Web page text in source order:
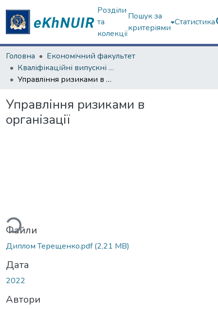
Розділи
та
колекції
Пошук за
критеріями
Статистика
Головна
Економічний факультет
Кваліфікаційні випускні роботи магістрів. Економічний факультет
Управління ризиками в організації
Управління ризиками в
організації
Файли
Диплом Терещенко.pdf(2,21 MB)
Дата
2022
Автори